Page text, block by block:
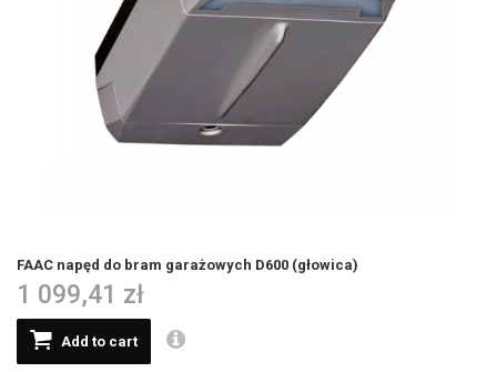
FAAC napęd do bram garażowych D600 (głowica)
1 099,41 zł
Add to cart